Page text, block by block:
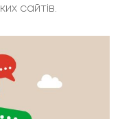
сайтів.